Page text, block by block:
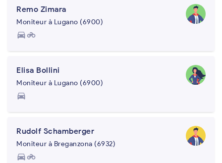
Remo Zimara
Moniteur à Lugano (6900)
directions_carmotorcycle
Elisa Bollini
Moniteur à Lugano (6900)
directions_car
Rudolf Schamberger
Moniteur à Breganzona (6932)
directions_carmotorcycle